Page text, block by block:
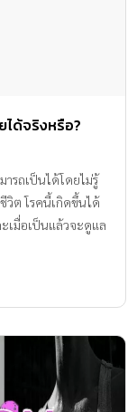
ได้จริงหรือ?
รถเป็นได้โดยไม่รู้
วิต โรคนี้เกิดขึ้นได้
เมื่อเป็นแล้วจะดูแล